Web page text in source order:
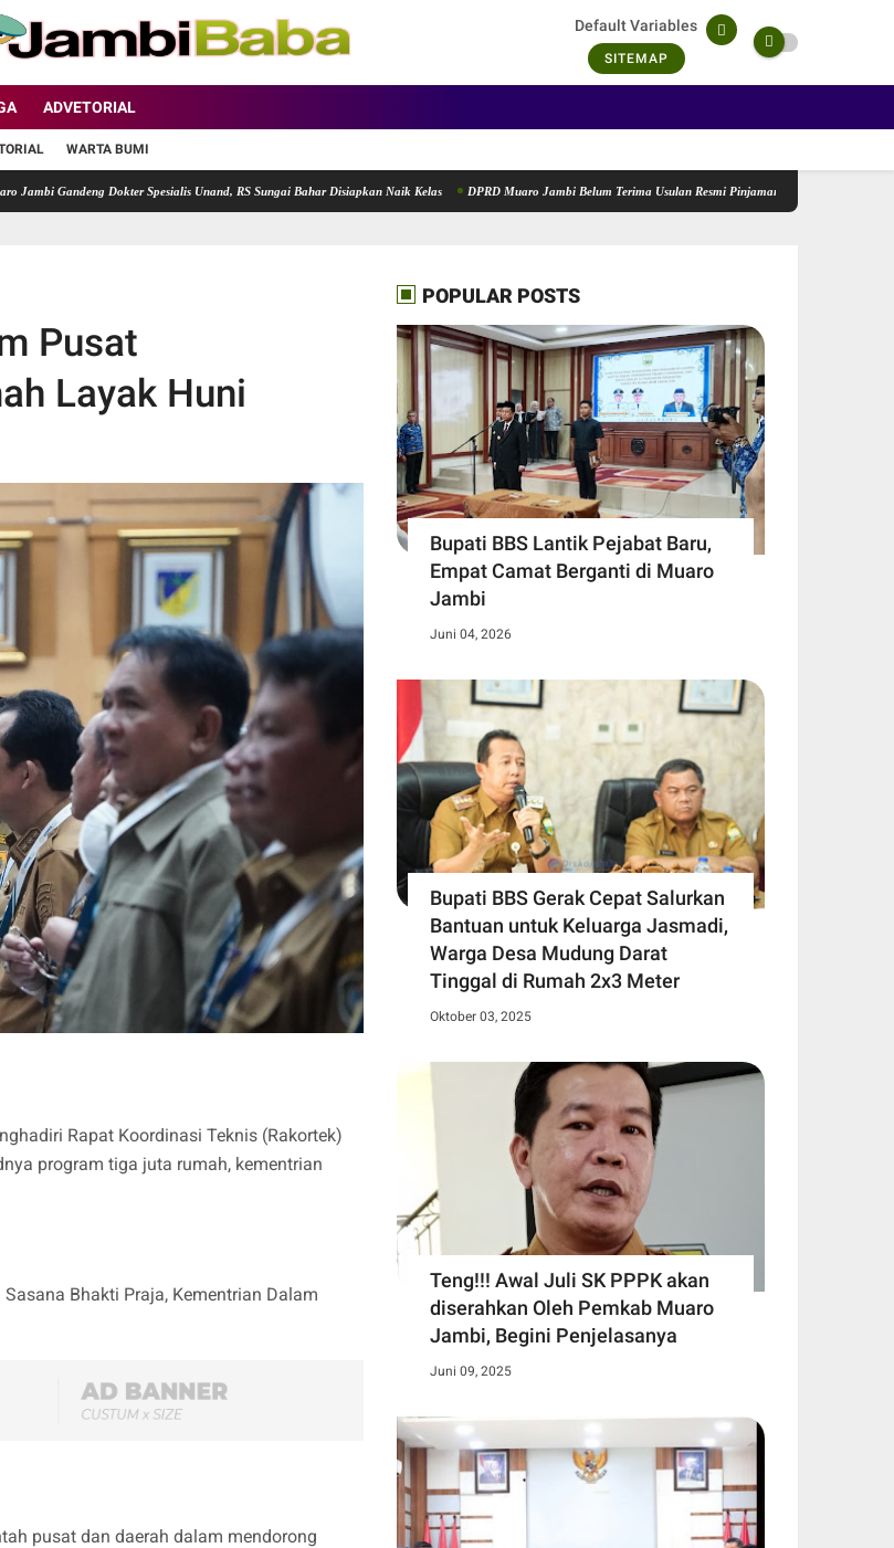
Default Variables
SITEMAP
ADVETORIAL
WARTA BUMI
Dokter Spesialis Unand, RS Sungai Bahar Disiapkan Naik Kelas DPRD Muaro Jambi Belum Terima Usulan Resmi Pinjaman Rp200 Miliar, Aidi Hatta:
Pusat
Layak Huni
Rapat Koordinasi Teknis (Rakortek)
program tiga juta rumah, kementrian
Bhakti Praja, Kementrian Dalam
pusat dan daerah dalam mendorong
POPULAR POSTS
Bupati BBS Lantik Pejabat Baru,
Empat Camat Berganti di Muaro
Jambi
Juni 04, 2026
Bupati BBS Gerak Cepat Salurkan
Bantuan untuk Keluarga Jasmadi,
Warga Desa Mudung Darat
Tinggal di Rumah 2x3 Meter
Oktober 03, 2025
Teng!!! Awal Juli SK PPPK akan
diserahkan Oleh Pemkab Muaro
Jambi, Begini Penjelasanya
Juni 09, 2025